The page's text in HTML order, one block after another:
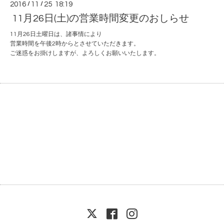
2016 / 11 / 25 18:19
11月26日(土)の営業時間変更のおしらせ
11月26日土曜日は、諸事情により
営業時間を午後2時からとさせていただきます。
ご迷惑をお掛けしますが、よろしくお願いいたします。